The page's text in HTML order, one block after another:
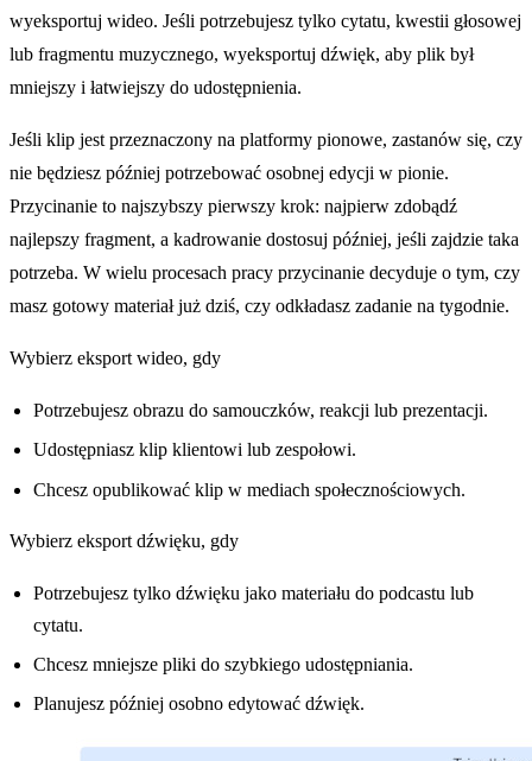
wyeksportuj wideo. Jeśli potrzebujesz tylko cytatu, kwestii głosowej
lub fragmentu muzycznego, wyeksportuj dźwięk, aby plik był
mniejszy i łatwiejszy do udostępnienia.
Jeśli klip jest przeznaczony na platformy pionowe, zastanów się, czy
nie będziesz później potrzebować osobnej edycji w pionie.
Przycinanie to najszybszy pierwszy krok: najpierw zdobądź
najlepszy fragment, a kadrowanie dostosuj później, jeśli zajdzie taka
potrzeba. W wielu procesach pracy przycinanie decyduje o tym, czy
masz gotowy materiał już dziś, czy odkładasz zadanie na tygodnie.
Wybierz eksport wideo, gdy
Potrzebujesz obrazu do samouczków, reakcji lub prezentacji.
Udostępniasz klip klientowi lub zespołowi.
Chcesz opublikować klip w mediach społecznościowych.
Wybierz eksport dźwięku, gdy
Potrzebujesz tylko dźwięku jako materiału do podcastu lub
cytatu.
Chcesz mniejsze pliki do szybkiego udostępniania.
Planujesz później osobno edytować dźwięk.